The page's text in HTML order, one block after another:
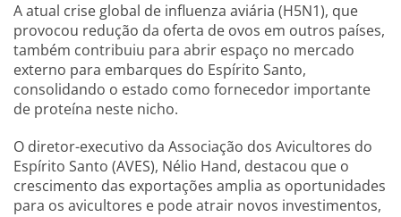
A atual crise global de influenza aviária (H5N1), que
provocou redução da oferta de ovos em outros países,
também contribuiu para abrir espaço no mercado
externo para embarques do Espírito Santo,
consolidando o estado como fornecedor importante
de proteína neste nicho.
O diretor-executivo da Associação dos Avicultores do
Espírito Santo (AVES), Nélio Hand, destacou que o
crescimento das exportações amplia as oportunidades
para os avicultores e pode atrair novos investimentos,